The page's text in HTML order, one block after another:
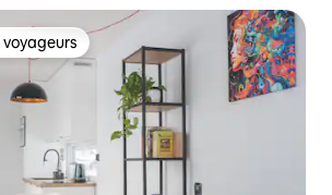
les plus appréciés